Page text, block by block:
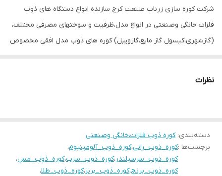
شرکت کوره سازی زرناب صنعت کرج سازنده انواع دستگاه های ذوب
فلزات خانگی وصنعتی در انواع مدل،ظرفیت و سوختهای مصرفی مختلف،
(گازشهری،کپسول گاز مایع،گازوییل) کوره های ذوب مدل افقی مخصوص
قابل تعمیر هستند. قابلیت کار با انواع سوخت مصرفی را دارند. و طوری
طراحی شده اند که از لحاظ اقتصادی فوق العاده مقرون بصرفه هستند.
در صورت دستگاه ذوب از شرکت زرناب صنعت،آموزش تولید شمش
نظرات
دسته‌بندی:کوره ذوب فلزات،خانگی وصنعتی
برچسب‌ها :کوره_ذوب_رانی،کوره_ذوب_آلومینیوم،
کوره_ذوب_سرسیلندر،کوره_ذوب_سرب،کوره_ذوب_مس،
کوره_ذوب_برنج،کوره_ذوب_برنز،کوره_ذوب_طلا،